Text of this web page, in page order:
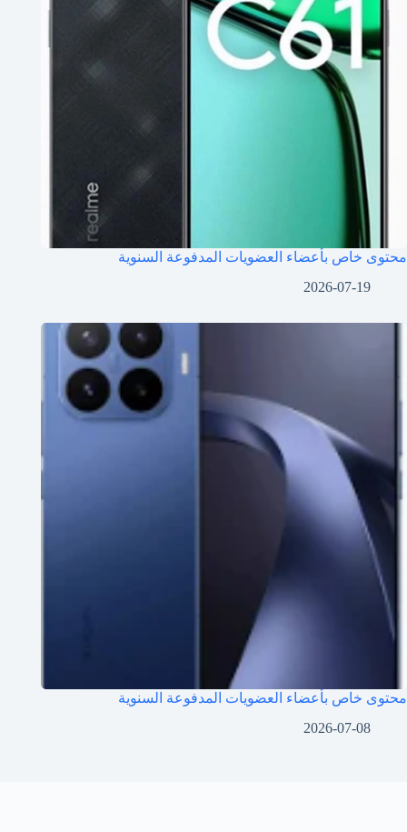
محتوى خاص بأعضاء العضويات المدفوعة السنوية
2026-07-19
محتوى خاص بأعضاء العضويات المدفوعة السنوية
2026-07-08